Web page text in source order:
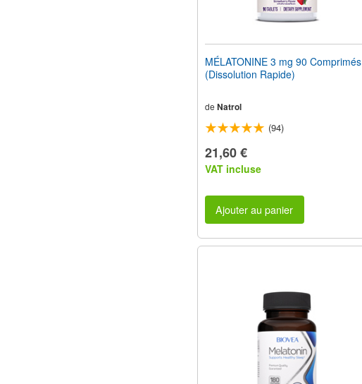
MÉLATONINE 3 mg 90 Comprimés
(Dissolution Rapide)
de Natrol
(94)
21,60 €
VAT incluse
Ajouter au panier